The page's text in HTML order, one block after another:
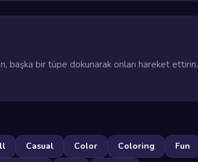
başka bir tüpe dokunarak onları hareket ettirin.
Casual Color Coloring
Fun